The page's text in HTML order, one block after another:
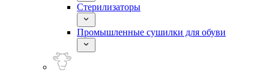
Стерилизаторы
Промышленные сушилки для обуви